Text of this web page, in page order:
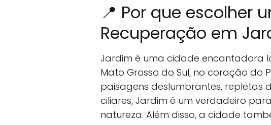
📍 Por que escolher
Recuperação em
Jardim é uma cidade encantadora
Mato Grosso do Sul, no coração do
paisagens deslumbrantes, repletas
ciliares, Jardim é um verdadeiro
natureza. Além disso, a cidade